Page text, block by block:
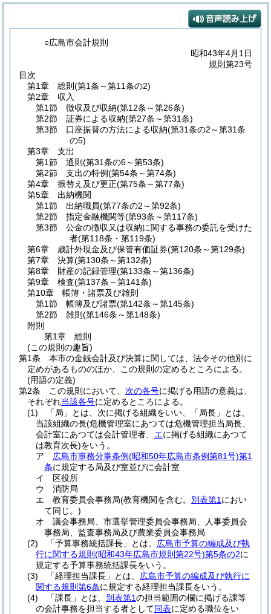
○広島市会計規則
昭和43年4月1日
規則第23号
目次
第1章
総則 (第1条～第11条の2)
第2章
収入
第1節
徴収及び収納(第12条～第26条)
第2節
証券による収納(第27条～第31条)
第3節
口座振替の方法による収納(第31条の2～第31条
の5)
第3章
支出
第1節
通則 (第31条の6～第53条)
第2節
支出の特例(第54条～第74条)
第4章
振替え及び更正(第75条～第77条)
第5章
出納機関
第1節
出納職員(第77条の2～第92条)
第2節
指定金融機関等(第93条～第117条)
第3節
公金の徴収又は収納に関する事務の委託を受けた
者(第118条・第119条)
第6章
歳計外現金及び保管有価証券(第120条～第129条)
第7章
決算(第130条～第132条)
第8章
財産の記録管理(第133条～第136条)
第9章
検査(第137条～第141条)
第10章
帳簿・諸票及び雑則
第1節
帳簿及び諸票(第142条～第145条)
第2節
雑則 (第146条～第148条)
附則
第1章
総則
(この規則の趣旨)
第1条
本市の金銭会計及び決算に関しては、法令その他別に
定めがあるもののほか、この規則の定めるところによる。
(用語の定義)
第2条
この規則において、 次の各号に掲げる用語の意義は、
それぞれ当該各号に定めるところによる。
(1)
「局」とは、次に掲げる組織をいい、「局長」とは、
当該組織の長(危機管理室にあつては危機管理担当局長、
会計室にあつては会計管理者、 エに掲げる組織にあつて
は教育次長)をいう。
ア
広島市事務分掌条例(昭和50年広島市条例第81号)第1
条に規定する局及び室並びに会計室
イ
区役所
ウ
消防局
エ
教育委員会事務局(教育機関を含む。 別表第1 におい
て同じ。)
オ
議会事務局、市選挙管理委員会事務局、人事委員会
事務局、監査事務局及び農業委員会事務局
(2)
「予算事務統括課長」とは、 広島市予算の編成及び執
行に関する規則 (昭和43年広島市規則第22号)第5条の2に
規定する予算事務統括課長をいう。
(3)
「経理担当課長」とは、 広島市予算の編成及び執行に
関する規則第6条に規定する経理担当課長をいう。
(4)
「課長」とは、 別表第1の担当範囲の欄に掲げる課等
の会計事務を担当する者として同表に定める職位をい